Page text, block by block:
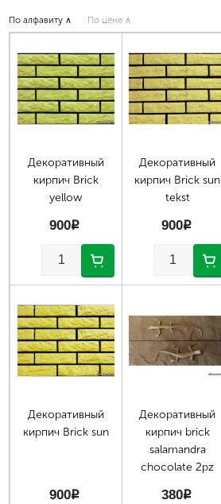
По алфавиту ∧ По цене ∧
Декоративный
кирпич Brick
yellow
900p
Декоративный
кирпич Brick sun
tekst
900p
Декоративный
кирпич Brick sun
900p
Декоративный
кирпич brick
salamandra
chocolate 2pz
380p